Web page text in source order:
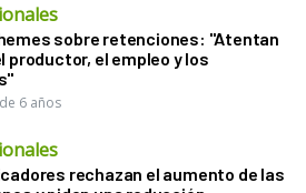
sobre retenciones: "Atentan
productor, el empleo y los
6 años
rechazan el aumento de las